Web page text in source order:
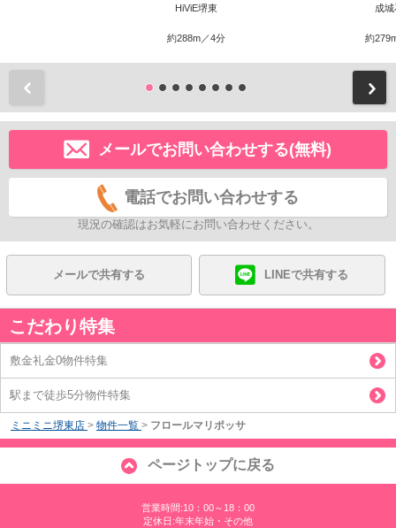
HiViE堺東
約288m／4分
成
約
メールでお問い合わせする(無料)
電話でお問い合わせする
現況の確認はお気軽にお問い合わせください。
メールで共有する LINEで共有する
こだわり特集
敷金礼金0物件特集
駅まで徒歩5分物件特集
ミニミニ堺東店 > 物件一覧 > フロールマリポッサ
ページトップに戻る
営業時間:10：00～18：00
定休日:年末年始・その他